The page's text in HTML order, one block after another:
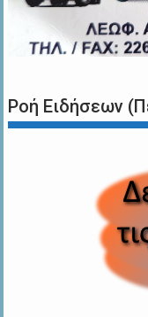
Ροή Ειδήσεων